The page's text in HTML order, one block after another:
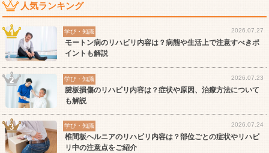
人気ランキング
学び・知識 2026.07.27
モートン病のリハビリ内容は？病態や生活上で注意すべきポ
イントも解説
学び・知識 2026.07.23
腱板損傷のリハビリ内容は？症状や原因、治療方法について
も解説
学び・知識 2026.07.24
椎間板ヘルニアのリハビリ内容は？部位ごとの症状やリハビ
リ中の注意点をご紹介